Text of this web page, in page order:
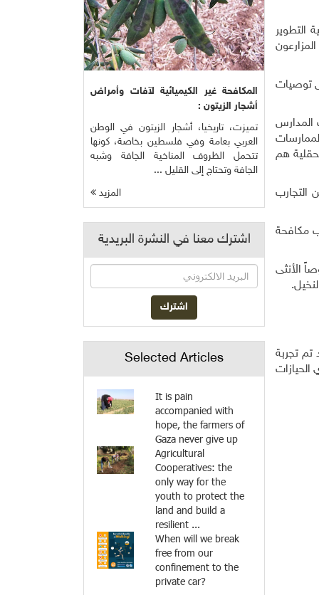
التطوير
توصيات
المدارس
هم
التجارب
مكافحة
الأنثى
تم تجربة
المكافحة غير الكيميائية لآفات وأمراض
أشجار الزيتون :
تميزت، تاريخيا، أشجار الزيتون في الوطن
العربي بعامة وفي فلسطين بخاصة، كونها
تتحمل الظروف المناخية الجافة وشبه
الجافة وتحتاج إلى القليل ...
المزيد
اشترك معنا في النشرة البريدية
Selected Articles
It is pain
accompanied with
hope, the farmers of
Gaza never give up
Agricultural
Cooperatives: the
only way for the
youth to protect the
land and build a
resilient ...
When will we break
free from our
confinement to the
private car?